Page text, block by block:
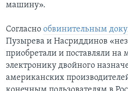
машину».
Согласно обвинительным
Пузырева и Насриддинов
приобретали и поставляли на
электронику двойного
американских